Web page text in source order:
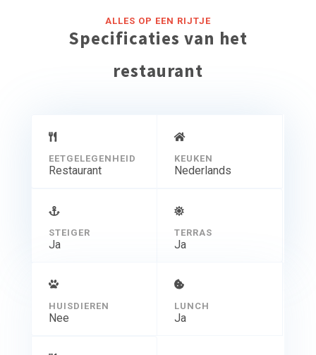
ALLES OP EEN RIJTJE
Specificaties van het
restaurant
EETGELEGENHEID
Restaurant
KEUKEN
Nederlands
STEIGER
Ja
TERRAS
Ja
HUISDIEREN
Nee
LUNCH
Ja